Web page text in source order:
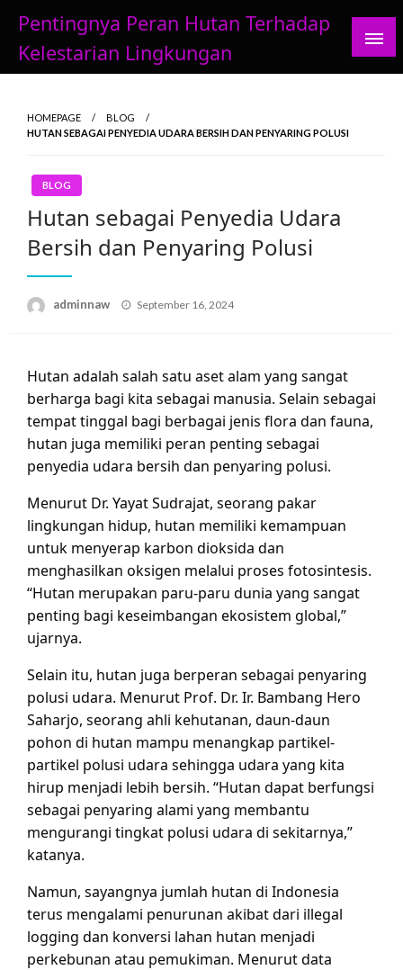
content
Pentingnya Peran Hutan Terhadap
Kelestarian Lingkungan
HOMEPAGE
BLOG
HUTAN SEBAGAI PENYEDIA UDARA BERSIH DAN PENYARING POLUSI
BLOG
Hutan sebagai Penyedia Udara
Bersih dan Penyaring Polusi
adminnaw
Posted
September 16, 2024
Hutan adalah salah satu aset alam yang sangat
berharga bagi kita sebagai manusia. Selain sebagai
tempat tinggal bagi berbagai jenis flora dan fauna,
hutan juga memiliki peran penting sebagai
penyedia udara bersih dan penyaring polusi.
Menurut Dr. Yayat Sudrajat, seorang pakar
lingkungan hidup, hutan memiliki kemampuan
untuk menyerap karbon dioksida dan
menghasilkan oksigen melalui proses fotosintesis.
“Hutan merupakan paru-paru dunia yang sangat
penting bagi keseimbangan ekosistem global,”
ujarnya.
Selain itu, hutan juga berperan sebagai penyaring
polusi udara. Menurut Prof. Dr. Ir. Bambang Hero
Saharjo, seorang ahli kehutanan, daun-daun
pohon di hutan mampu menangkap partikel-
partikel polusi udara sehingga udara yang kita
hirup menjadi lebih bersih. “Hutan dapat berfungsi
sebagai penyaring alami yang membantu
mengurangi tingkat polusi udara di sekitarnya,”
katanya.
Namun, sayangnya jumlah hutan di Indonesia
terus mengalami penurunan akibat dari illegal
logging dan konversi lahan hutan menjadi
perkebunan atau pemukiman. Menurut data